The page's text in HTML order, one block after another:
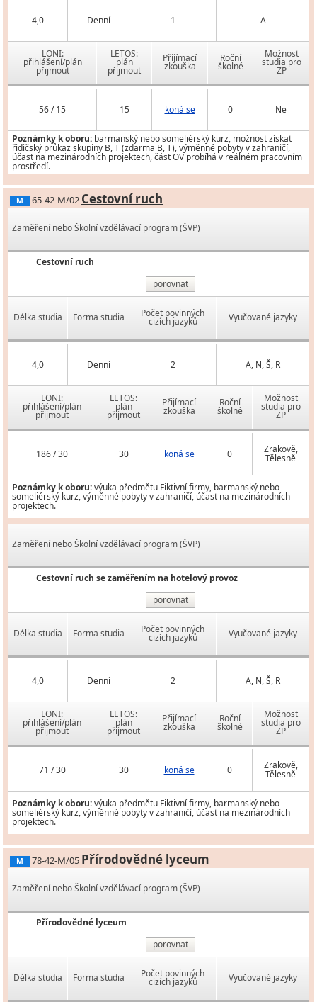
4,0 Denní 1 A
LONI:
přihlášení/plán
přijmout
LETOS:
plán
přijmout
Přijímací
zkouška
Roční
školné
Možnost
studia pro
ZP
56 / 15 15 koná se 0 Ne
Poznámky k oboru: barmanský nebo someliérský kurz, možnost získat
řidičský průkaz skupiny B, T (zdarma B, T), výměnné pobyty v zahraničí,
účast na mezinárodních projektech, část OV probíhá v reálném pracovním
prostředí.
M 65-42-M/02 Cestovní ruch
Zaměření nebo Školní vzdělávací program (ŠVP)
Cestovní ruch
porovnat
Délka studia Forma studia Počet povinných
cizích jazyků Vyučované jazyky
4,0 Denní 2 A, N, Š, R
LONI:
přihlášení/plán
přijmout
LETOS:
plán
přijmout
Přijímací
zkouška
Roční
školné
Možnost
studia pro
ZP
186 / 30 30 koná se 0 Zrakově,
Tělesně
Poznámky k oboru:výuka předmětu Fiktivní firmy, barmanský nebo
someliérský kurz, výměnné pobyty v zahraničí, účast na mezinárodních
projektech.
Zaměření nebo Školní vzdělávací program (ŠVP)
Cestovní ruch se zaměřením na hotelový provoz
porovnat
Délka studia Forma studia Počet povinných
cizích jazyků Vyučované jazyky
4,0 Denní 2 A, N, Š, R
LONI:
přihlášení/plán
přijmout
LETOS:
plán
přijmout
Přijímací
zkouška
Roční
školné
Možnost
studia pro
ZP
71 / 30 30 koná se 0 Zrakově,
Tělesně
Poznámky k oboru:výuka předmětu Fiktivní firmy, barmanský nebo
someliérský kurz, výměnné pobyty v zahraničí, účast na mezinárodních
projektech.
M 78-42-M/05 Přírodovědné lyceum
Zaměření nebo Školní vzdělávací program (ŠVP)
Přírodovědné lyceum
porovnat
Délka studia Forma studia Počet povinných
cizích jazyků Vyučované jazyky